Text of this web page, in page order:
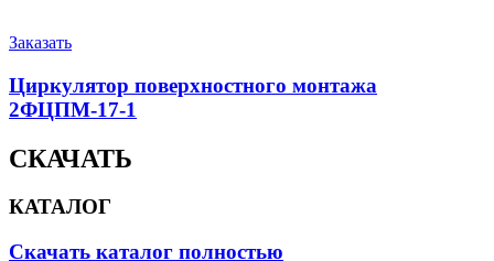
Заказать
Циркулятор поверхностного монтажа
2ФЦПМ-17-1
СКАЧАТЬ
КАТАЛОГ
Скачать каталог полностью